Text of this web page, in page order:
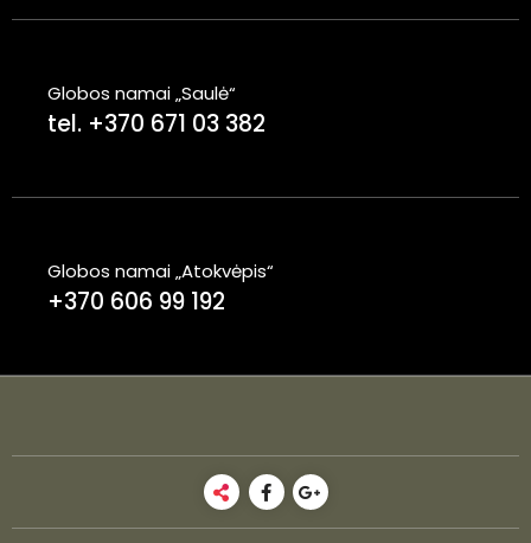
Globos namai „Saulė“
tel. +370 671 03 382
Globos namai „Atokvėpis“
+370 606 99 192